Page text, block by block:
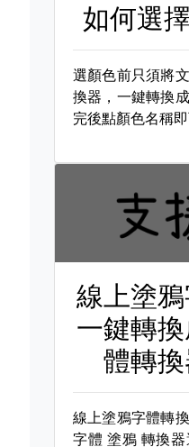
如何選
選顏色前只須將
換器，一鍵轉換
完後點顏色名稱
線上塗鴉
一鍵轉
體轉
線上塗鴉字體轉
字體 塗鴉 轉換